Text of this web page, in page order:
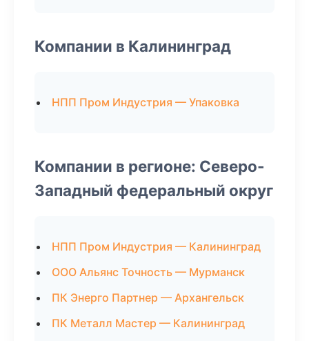
Компании в Калининград
НПП Пром Индустрия — Упаковка
Компании в регионе: Северо-
Западный федеральный округ
НПП Пром Индустрия — Калининград
ООО Альянс Точность — Мурманск
ПК Энерго Партнер — Архангельск
ПК Металл Мастер — Калининград